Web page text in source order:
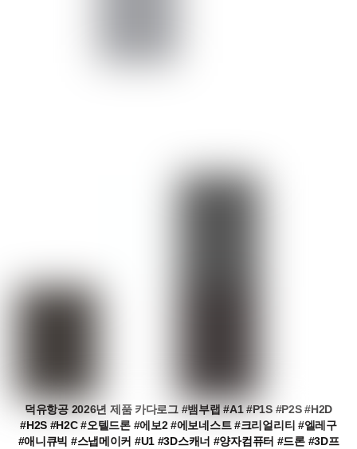
덕유항공 2026년 제품 카다로그 #뱀부랩 #A1 #P1S #P2S #H2D
#H2S #H2C #오텔드론 #에보2 #에보네스트 #크리얼리티 #엘레구
#애니큐빅 #스냅메이커 #U1 #3D스캐너 #양자컴퓨터 #드론 #3D프